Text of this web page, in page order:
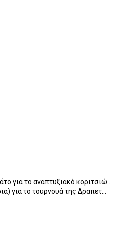
για το αναπτυξιακό κοριτσιώ...
για το τουρνουά της Δραπετ...